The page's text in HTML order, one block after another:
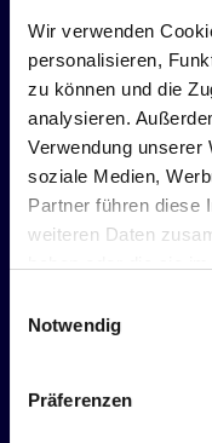
Wir verwenden
personalisieren,
zu können und die
analysieren.
Verwendung unserer
soziale Medien,
Partner führen diese
weiteren Daten
Notwendig
Präferenzen
Sie, dass Sie unsere
akzeptiert haben.